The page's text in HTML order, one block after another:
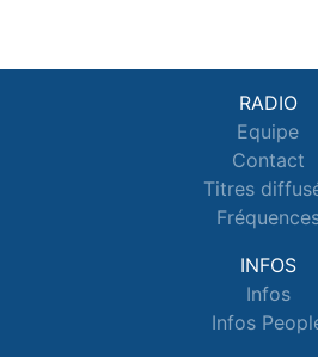
RADIO
Equipe
Contact
Titres
INFOS
Infos
Infos